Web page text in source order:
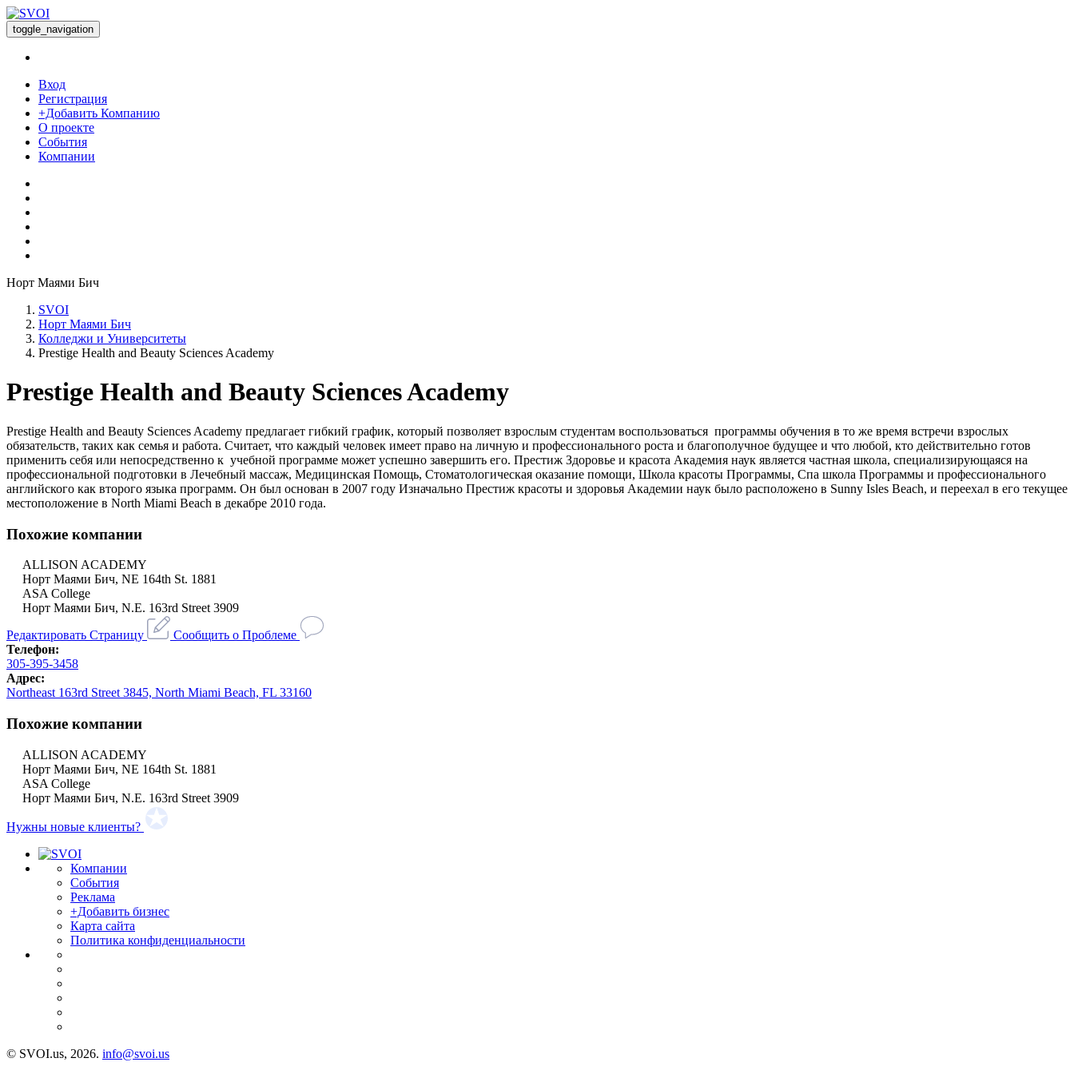
toggle_navigation
Вход
Регистрация
+Добавить Компанию
О проекте
События
Компании
Норт Маями Бич
SVOI
Норт Маями Бич
Колледжи и Университеты
Prestige Health and Beauty Sciences Academy
Prestige Health and Beauty Sciences Academy
Prestige Health and Beauty Sciences Academy предлагает гибкий график, который позволяет взрослым студентам воспользоваться программы обучения в то же время встречи взрослых
обязательств, таких как семья и работа. Считает, что каждый человек имеет право на личную и профессионального роста и благополучное будущее и что любой, кто действительно готов
применить себя или непосредственно к учебной программе может успешно завершить его. Престиж Здоровье и красота Академия наук является частная школа, специализирующаяся на
профессиональной подготовки в Лечебный массаж, Медицинская Помощь, Стоматологическая оказание помощи, Школа красоты Программы, Спа школа Программы и профессионального
английского как второго языка программ. Он был основан в 2007 году Изначально Престиж красоты и здоровья Академии наук было расположено в Sunny Isles Beach, и переехал в его текущее
местоположение в North Miami Beach в декабре 2010 года.
Похожие компании
ALLISON ACADEMY
Норт Маями Бич, NE 164th St. 1881
ASA College
Норт Маями Бич, N.E. 163rd Street 3909
Редактировать Страницу
Сообщить о Проблеме
Телефон:
305-395-3458
Адрес:
Northeast 163rd Street 3845, North Miami Beach, FL 33160
Похожие компании
ALLISON ACADEMY
Норт Маями Бич, NE 164th St. 1881
ASA College
Норт Маями Бич, N.E. 163rd Street 3909
Нужны новые клиенты?
Компании
События
Реклама
+Добавить бизнес
Карта сайта
Политика конфиденциальности
© SVOI.us, 2026. info@svoi.us